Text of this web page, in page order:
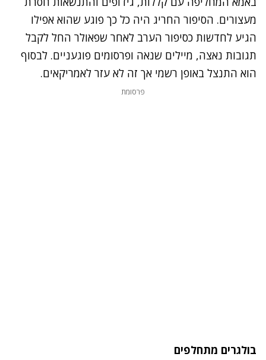
מעצורים. הסיפור החריג היה כל כך פוגע שהוא אפילו
הגיע לחדשות כסיפור הערב לאחר שפאולר החל לקבל
תגובות נאצה, מיילים שנאה ופרסומים פוגעניים. לבסוף
הוא התנצל באופן רשמי אך זה לא עזר לאמריקאים.
פרסומת
בולגרים מתחלפים